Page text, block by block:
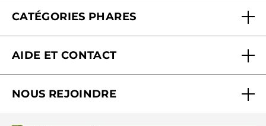
Blog Act Beautiful
CATÉGORIES PHARES
Promotions
Idées cadeaux
AIDE ET CONTACT
Mes cadeaux
NOUS REJOINDRE